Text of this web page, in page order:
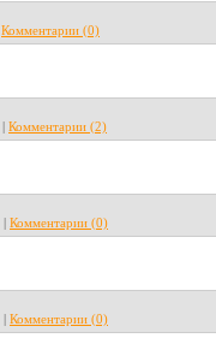
Комментарии (0)
| Комментарии (2)
| Комментарии (0)
| Комментарии (0)